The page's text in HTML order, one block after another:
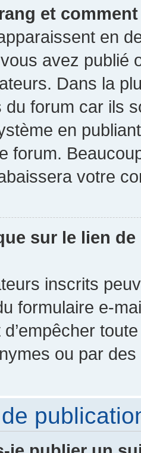
et
en
avez publié
Dans la
forum car ils
en
forum.
votre
sur le lien de
inscrits
formulaire e-
ou par